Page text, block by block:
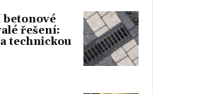
betonové
řešení:
technickou